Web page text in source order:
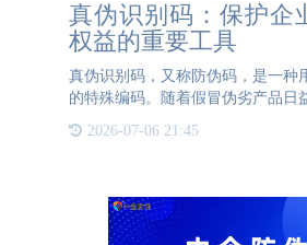
真伪识别码：保护企
权益的重要工具
真伪识别码，又称防伪码，是一种
的特殊编码。随着假冒伪劣产品日
码在各个行业中得到了广泛应用，
费者权益的重要工具。真伪识别码
2026-07-06 21:45